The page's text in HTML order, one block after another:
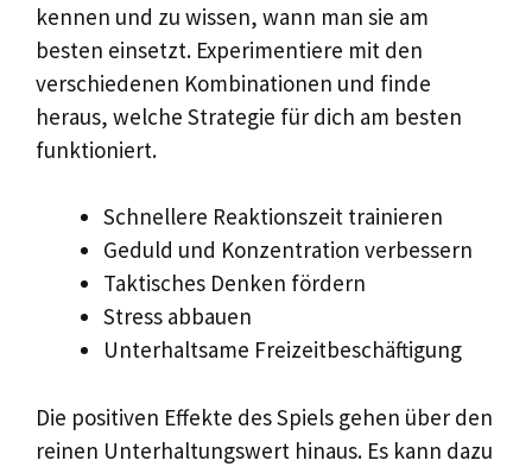
kennen und zu wissen, wann man sie am
besten einsetzt. Experimentiere mit den
verschiedenen Kombinationen und finde
heraus, welche Strategie für dich am besten
funktioniert.
Schnellere Reaktionszeit trainieren
Geduld und Konzentration verbessern
Taktisches Denken fördern
Stress abbauen
Unterhaltsame Freizeitbeschäftigung
Die positiven Effekte des Spiels gehen über den
reinen Unterhaltungswert hinaus. Es kann dazu